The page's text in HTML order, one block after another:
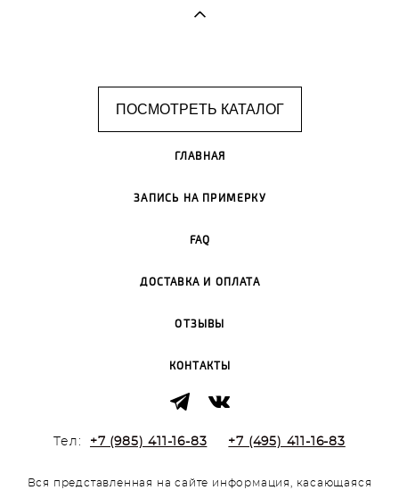
ПОСМОТРЕТЬ КАТАЛОГ
ГЛАВНАЯ
ЗАПИСЬ НА ПРИМЕРКУ
FAQ
ДОСТАВКА И ОПЛАТА
ОТЗЫВЫ
КОНТАКТЫ
Тел: +7 (985) 411-16-83 +7 (495) 411-16-83
Вся представленная на сайте информация, касающаяся